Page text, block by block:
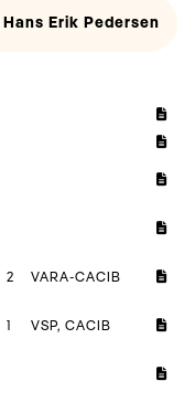
Hans Erik Pedersen
2 VARA-CACIB
1 VSP, CACIB